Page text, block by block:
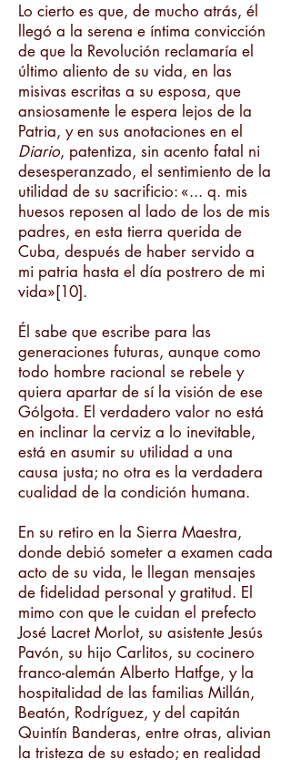
Lo cierto es que, de mucho atrás, él
llegó a la serena e íntima convicción
de que la Revolución reclamaría el
último aliento de su vida, en las
misivas escritas a su esposa, que
ansiosamente le espera lejos de la
Patria, y en sus anotaciones en el
Diario, patentiza, sin acento fatal ni
desesperanzado, el sentimiento de la
utilidad de su sacrificio: «... q. mis
huesos reposen al lado de los de mis
padres, en esta tierra querida de
Cuba, después de haber servido a
mi patria hasta el día postrero de mi
vida»[10].
Él sabe que escribe para las
generaciones futuras, aunque como
todo hombre racional se rebele y
quiera apartar de sí la visión de ese
Gólgota. El verdadero valor no está
en inclinar la cerviz a lo inevitable,
está en asumir su utilidad a una
causa justa; no otra es la verdadera
cualidad de la condición humana.
En su retiro en la Sierra Maestra,
donde debió someter a examen cada
acto de su vida, le llegan mensajes
de fidelidad personal y gratitud. El
mimo con que le cuidan el prefecto
José Lacret Morlot, su asistente Jesús
Pavón, su hijo Carlitos, su cocinero
franco-alemán Alberto Hatfge, y la
hospitalidad de las familias Millán,
Beatón, Rodríguez, y del capitán
Quintín Banderas, entre otras, alivian
la tristeza de su estado; en realidad